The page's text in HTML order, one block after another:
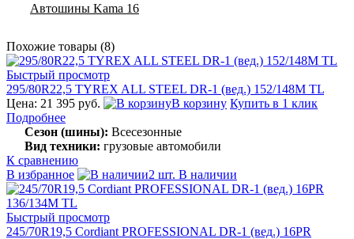
Автошины Kama 16
Похожие товары (8)
Быстрый просмотр
295/80R22,5 TYREX ALL STEEL DR-1 (вед.) 152/148M TL
Цена: 21 395 руб.
В корзину Купить в 1 клик
Подробнее
Сезон (шины): Всесезонные
Вид техники: грузовые автомобили
К сравнению
В избранное
2 шт. В наличии
Быстрый просмотр
245/70R19,5 Cordiant PROFESSIONAL DR-1 (вед.) 16PR